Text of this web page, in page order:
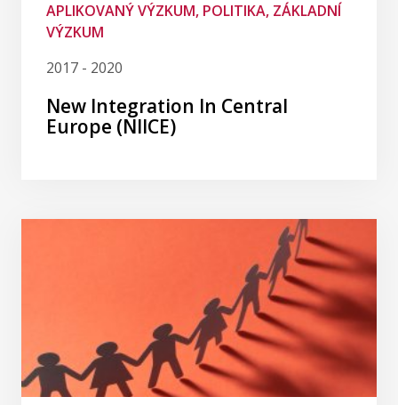
APLIKOVANÝ VÝZKUM, POLITIKA, ZÁKLADNÍ
VÝZKUM
2017 - 2020
New Integration In Central
Europe (NIICE)